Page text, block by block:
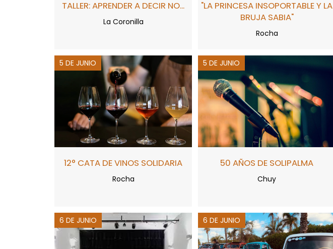
TALLER: APRENDER A DECIR NO...
La Coronilla
"LA PRINCESA INSOPORTABLE Y LA
BRUJA SABIA"
Rocha
5 DE JUNIO
12° CATA DE VINOS SOLIDARIA
Rocha
5 DE JUNIO
50 AÑOS DE SOLIPALMA
Chuy
6 DE JUNIO 6 DE JUNIO